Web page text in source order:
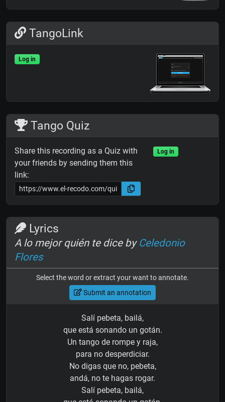
TangoLink
Log in
Tango Quiz
Share this recording as a Quiz with
your friends by sending them this
link:
Log in
Lyrics
A lo mejor quién te dice by Celedonio
Flores
Select the word or extract your want to annotate.
Submit an annotation
Salí pebeta, bailá,
que está sonando un gotán.
Un tango de rompe y raja,
para no desperdiciar.
No digas que no, pebeta,
andá, no te hagas rogar.
Salí pebeta, bailá,